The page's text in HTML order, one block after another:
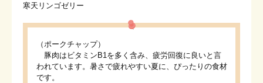
寒天リンゴゼリー
（ポークチャップ）
豚肉はビタミンB1を多く含み、疲労回復に良いと言
われています。暑さで疲れやすい夏に、ぴったりの食材
です。